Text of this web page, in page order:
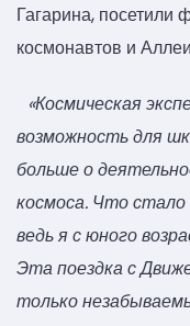
Гагарина, посетили
космонавтов и
«Космическая
возможность для
больше о
космоса. Что
ведь я с юного
Эта поездка с
только